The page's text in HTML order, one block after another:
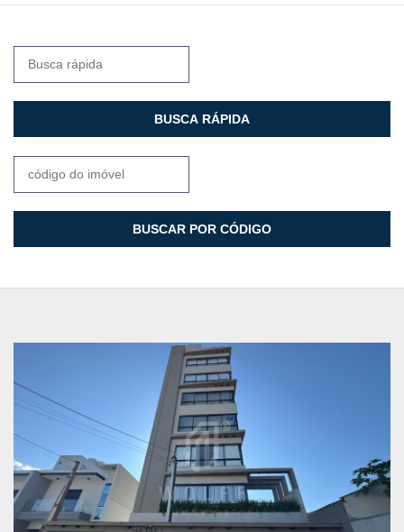
BUSCA RÁPIDA
BUSCAR POR CÓDIGO